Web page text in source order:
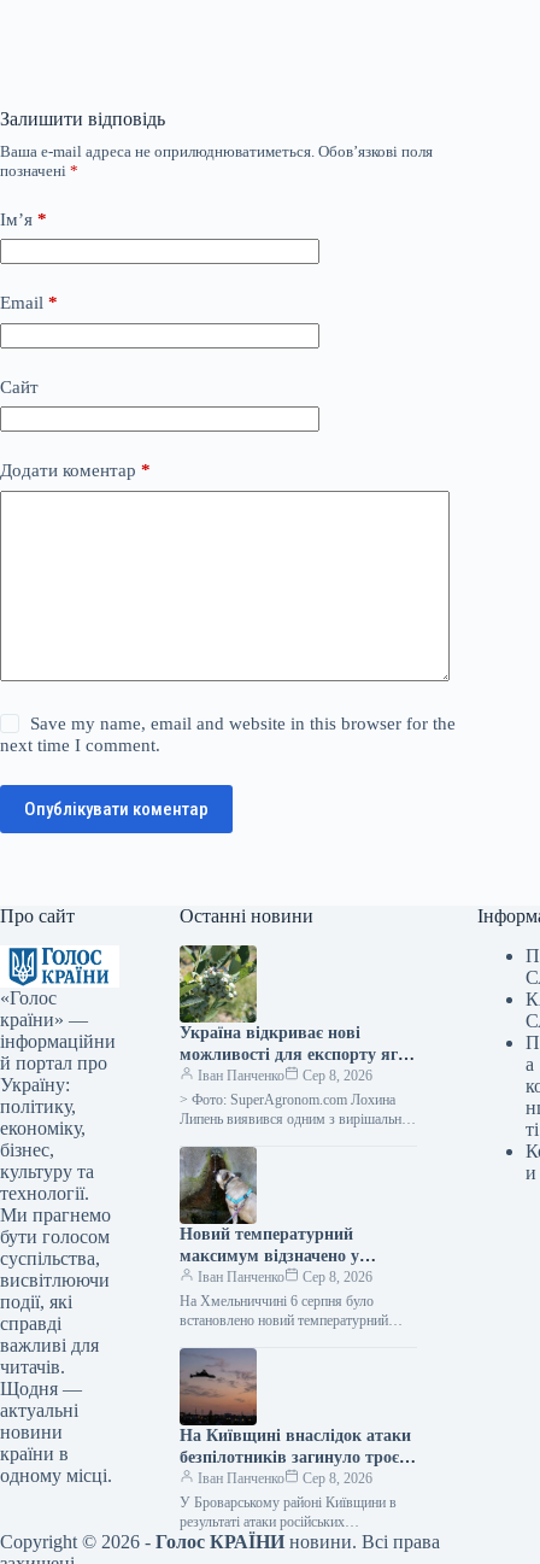
Залишити відповідь
Ваша e-mail адреса не оприлюднюватиметься. Обов’язкові поля
позначені *
Ім’я *
Email *
Сайт
Додати коментар *
Save my name, email and website in this browser for the
next time I comment.
Опублікувати коментар
Про сайт
«Голос
країни» —
інформаційни
й портал про
Україну:
політику,
економіку,
бізнес,
культуру та
технології.
Ми прагнемо
бути голосом
суспільства,
висвітлюючи
події, які
справді
важливі для
читачів.
Щодня —
актуальні
новини
країни в
одному місці.
Останні новини
Україна відкриває нові
можливості для експорту ягід,
але важливо взяти до уваги
нові нормативні вимоги —
SuperAgronom.com
Іван Панченко
Сер 8, 2026
> Фото: SuperAgronom.com Лохина
Липень виявився одним з вирішальних
сектору. Саме в цей період формується
значна…
Новий температурний
максимум відзначено у
Хмельницькій області
Іван Панченко
Сер 8, 2026
На Хмельниччині 6 серпня було
встановлено новий температурний
позначки +38,4°C. Цю інформацію
оприлюднив Хмельницький
обласний…
На Київщині внаслідок атаки
безпілотників загинуло троє
осіб, включно з дитиною.
Іван Панченко
Сер 8, 2026
У Броварському районі Київщини в
результаті атаки російських
безпілотників загинули три особи,
а
ті
и
Copyright © 2026 - Голос КРАЇНИ новини. Всі права